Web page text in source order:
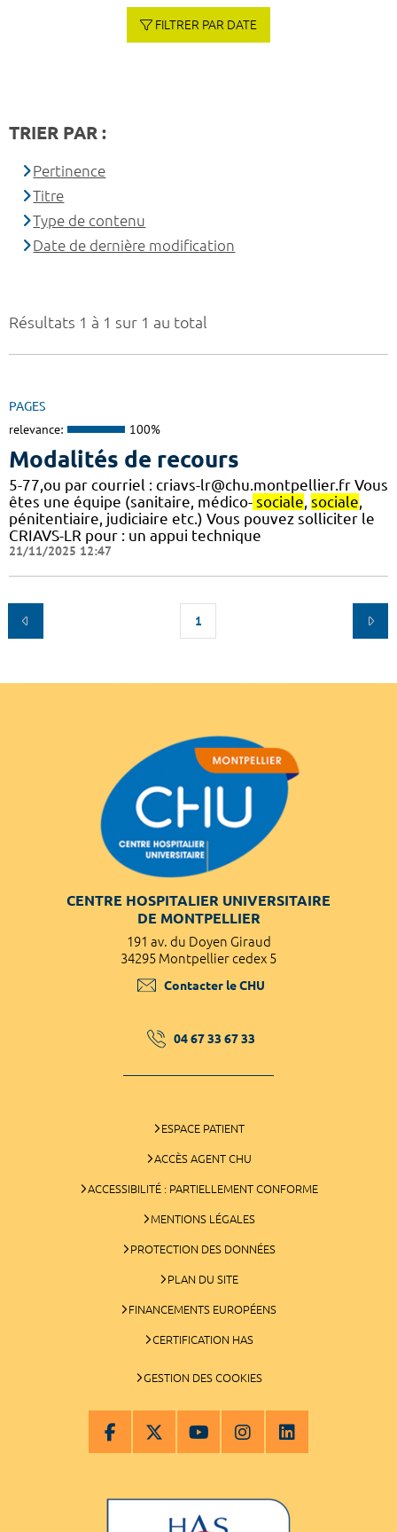
Résultats 1 à 1 sur 1 au total
PAGES
relevance: 100%
Modalités de recours
5-77,ou par courriel : criavs-lr@chu.montpellier.fr Vous
êtes une équipe (sanitaire, médico- sociale sociale
pénitentiaire, judiciaire etc.) Vous pouvez solliciter le
CRIAVS-LR pour : un appui technique
21/11/2025 12:47
1
FILTRER PAR DATE
TRIER PAR :
Pertinence
Titre
Type de contenu
Date de dernière modification
CENTRE HOSPITALIER UNIVERSITAIRE
DE MONTPELLIER
191 av. du Doyen Giraud
34295 Montpellier cedex 5
Contacter le CHU
04 67 33 67 33
ESPACE PATIENT
ACCÈS AGENT CHU
ACCESSIBILITÉ : PARTIELLEMENT CONFORME
MENTIONS LÉGALES
PROTECTION DES DONNÉES
PLAN DU SITE
FINANCEMENTS EUROPÉENS
CERTIFICATION HAS
GESTION DES COOKIES